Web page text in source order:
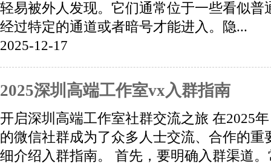
轻易被外人发现。它们通常位于一些看似普
经过特定的通道或者暗号才能进入。隐...
2025-12-17
2025深圳高端工作室vx入群指南
开启深圳高端工作室社群交流之旅 在2025
的微信社群成为了众多人士交流、合作的重
细介绍入群指南。 首先，要明确入群渠道